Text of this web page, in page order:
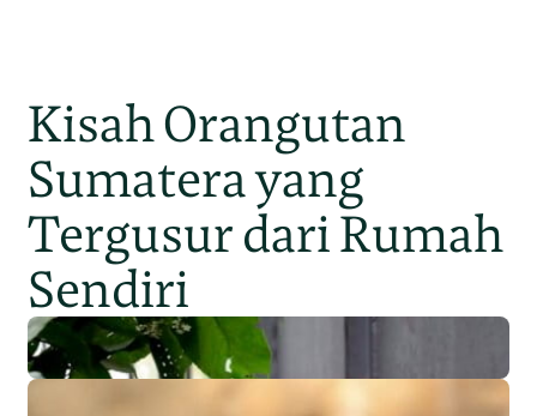
Kisah Orangutan
Sumatera yang
Tergusur dari Rumah
Sendiri